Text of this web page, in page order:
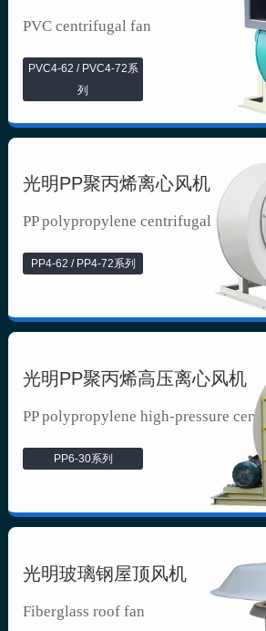
PVC centrifugal fan
PVC4-62 / PVC4-72系
列
光明PP聚丙烯离心风机
PP polypropylene centrifugal fan
PP4-62 / PP4-72系列
光明PP聚丙烯高压离心风机
PP polypropylene high-pressure cen...
PP6-30系列
光明玻璃钢屋顶风机
Fiberglass roof fan